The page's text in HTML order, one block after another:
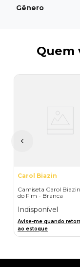
Gênero
Quem
Carol Biazin
Camiseta Carol
do Fim - Branca
Indisponível
Avise-me quando
ao estoque